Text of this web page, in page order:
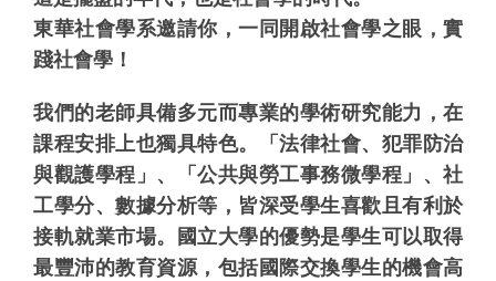
東華社會學系邀請你，一同開啟社會學之眼，實
踐社會學！
我們的老師具備多元而專業的學術研究能力，在
課程安排上也獨具特色。「法律社會、犯罪防治
與觀護學程」、「公共與勞工事務微學程」、社
工學分、數據分析等，皆深受學生喜歡且有利於
接軌就業市場。國立大學的優勢是學生可以取得
最豐沛的教育資源，包括國際交換學生的機會高